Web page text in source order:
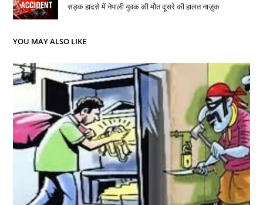
सड़क हादसे में नेपाली युवक की मौत दूसरे की हालत नाज़ुक
YOU MAY ALSO LIKE